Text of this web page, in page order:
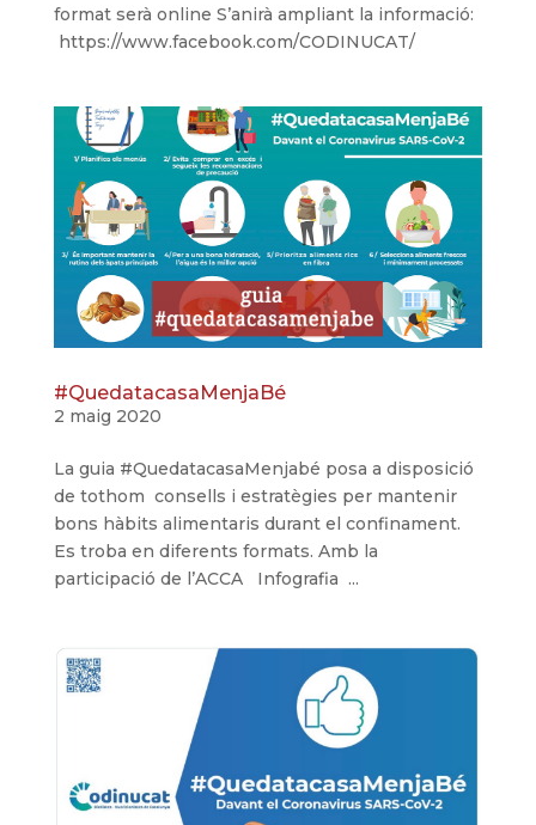
format serà online S’anirà ampliant la informació:
https://www.facebook.com/CODINUCAT/
#QuedatacasaMenjaBé
2 maig 2020
La guia #QuedatacasaMenjabé posa a disposició
de tothom consells i estratègies per mantenir
bons hàbits alimentaris durant el confinament.
Es troba en diferents formats. Amb la
participació de l’ACCA Infografia ...